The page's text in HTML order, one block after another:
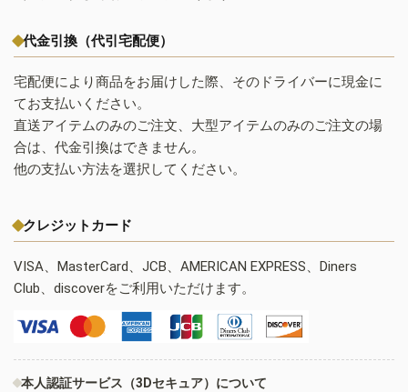
代金引換（代引宅配便）
宅配便により商品をお届けした際、そのドライバーに現金に
てお支払いください。
直送アイテムのみのご注文、大型アイテムのみのご注文の場
合は、代金引換はできません。
他の支払い方法を選択してください。
クレジットカード
VISA、MasterCard、JCB、AMERICAN EXPRESS、Diners
Club、discoverをご利用いただけます。
本人認証サービス（3Dセキュア）について